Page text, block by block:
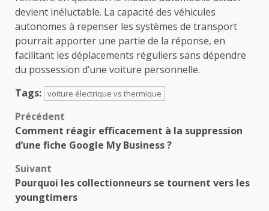
devient inéluctable. La capacité des véhicules
autonomes à repenser les systèmes de transport
pourrait apporter une partie de la réponse, en
facilitant les déplacements réguliers sans dépendre
du possession d’une voiture personnelle.
Tags: voiture électrique vs thermique
Navigation
d’article
Précédent
Comment réagir efficacement à la suppression
d’une fiche Google My Business ?
Suivant
Pourquoi les collectionneurs se tournent vers les
youngtimers